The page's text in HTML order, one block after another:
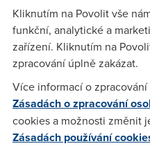
Protector(22.11.2008
Fakt mě dostává, jak lidi
Prosím neberte to pořád tak
to nečtěte, alespon pak
příspěvků mín.
Kliknutím na Povolit vše
funkční, analytické a
zařízení. Kliknutím na
zpracování úplně zakázat.
Více informací o
Zásadách o zpracování
cookies a možnosti změnit
Zásadách používání